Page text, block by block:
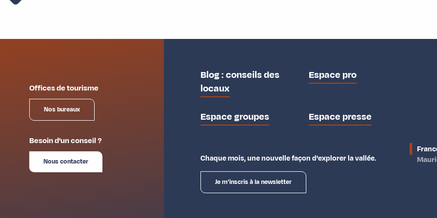
Offices de tourisme
Nos bureaux
Besoin d'un conseil ?
Nous contacter
Blog : conseils des
locaux
Espace pro
Espace groupes Espace presse
Chaque mois, une nouvelle façon d'explorer la vallée.
Je m'inscris à la newsletter